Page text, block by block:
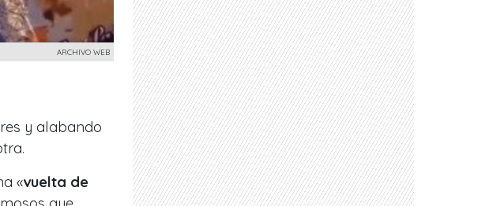
ARCHIVO WEB
y alabando
«vuelta de